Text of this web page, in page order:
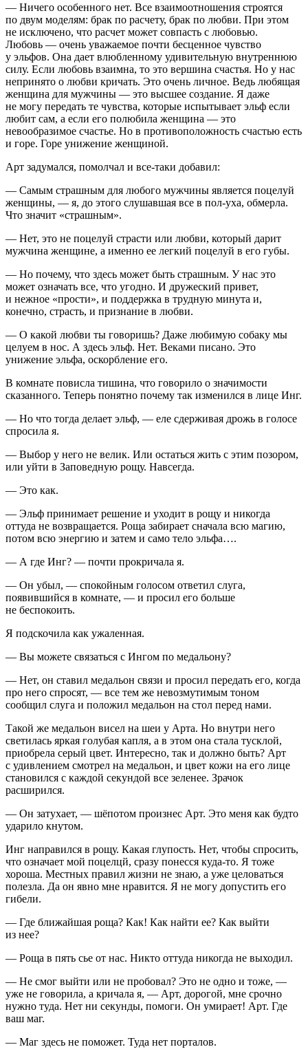
— Ничего особенного нет. Все взаимоотношения строятся
по двум моделям: брак по расчету, брак по любви. При этом
не исключено, что расчет может совпасть с любовью.
Любовь — очень уважаемое почти бесценное чувство
у эльфов. Она дает влюбленному удивительную внутреннюю
силу. Если любовь взаимна, то это вершина счастья. Но у нас
непринято о любви кричать. Это очень личное. Ведь любящая
женщина для мужчины — это высшее создание. Я даже
не могу передать те чувства, которые испытывает эльф если
любит сам, а если его полюбила женщина — это
невообразимое счастье. Но в противоположность счастью есть
и горе. Горе унижение женщиной.
Арт задумался, помолчал и все-таки добавил:
— Самым страшным для любого мужчины является поцелуй
женщины, — я, до этого слушавшая все в пол-уха, обмерла.
Что значит «страшным».
— Нет, это не поцелуй страсти или любви, который дарит
мужчина женщине, а именно ее легкий поцелуй в его губы.
— Но почему, что здесь может быть страшным. У нас это
может означать все, что угодно. И дружеский привет,
и нежное «прости», и поддержка в трудную минута и,
конечно, страсть, и признание в любви.
— О какой любви ты говоришь? Даже любимую собаку мы
целуем в нос. А здесь эльф. Нет. Веками писано. Это
унижение эльфа, оскорбление его.
В комнате повисла тишина, что говорило о значимости
сказанного. Теперь понятно почему так изменился в лице Инг.
— Но что тогда делает эльф, — еле сдерживая дрожь в голосе
спросила я.
— Выбор у него не велик. Или остаться жить с этим позором,
или уйти в Заповедную рощу. Навсегда.
— Это как.
— Эльф принимает решение и уходит в рощу и никогда
оттуда не возвращается. Роща забирает сначала всю магию,
потом всю энергию и затем и само тело эльфа….
— А где Инг? — почти прокричала я.
— Он убыл, — спокойным голосом ответил слуга,
появившийся в комнате, — и просил его больше
не беспокоить.
Я подскочила как ужаленная.
— Вы можете связаться с Ингом по медальону?
— Нет, он ставил медальон связи и просил передать его, когда
про него спросят, — все тем же невозмутимым тоном
сообщил слуга и положил медальон на стол перед нами.
Такой же медальон висел на шеи у Арта. Но внутри него
светилась яркая голубая капля, а в этом она стала тусклой,
приобрела серый цвет. Интересно, так и должно быть? Арт
с удивлением смотрел на медальон, и цвет кожи на его лице
становился с каждой секундой все зеленее. Зрачок
расширился.
— Он затухает, — шёпотом произнес Арт. Это меня как будто
ударило кнутом.
Инг направился в рощу. Какая глупость. Нет, чтобы спросить,
что означает мой поцелцй, сразу понесся куда-то. Я тоже
хороша. Местных правил жизни не знаю, а уже целоваться
полезла. Да он явно мне нравится. Я не могу допустить его
гибели.
— Где ближайшая роща? Как! Как найти ее? Как выйти
из нее?
— Роща в пять сье от нас. Никто оттуда никогда не выходил.
— Не смог выйти или не пробовал? Это не одно и тоже, —
уже не говорила, а кричала я, — Арт, дорогой, мне срочно
нужно туда. Нет ни секунды, помоги. Он умирает! Арт. Где
ваш маг.
— Маг здесь не поможет. Туда нет порталов.